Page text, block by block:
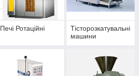
Печі Ротаційні
Тісторозкатувальні
машини